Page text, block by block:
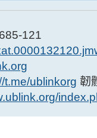
121
t.me/ublinkorg 韌